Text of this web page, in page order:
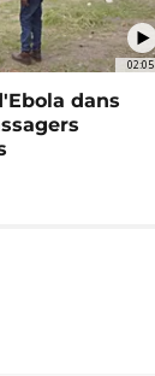
02:05
dans